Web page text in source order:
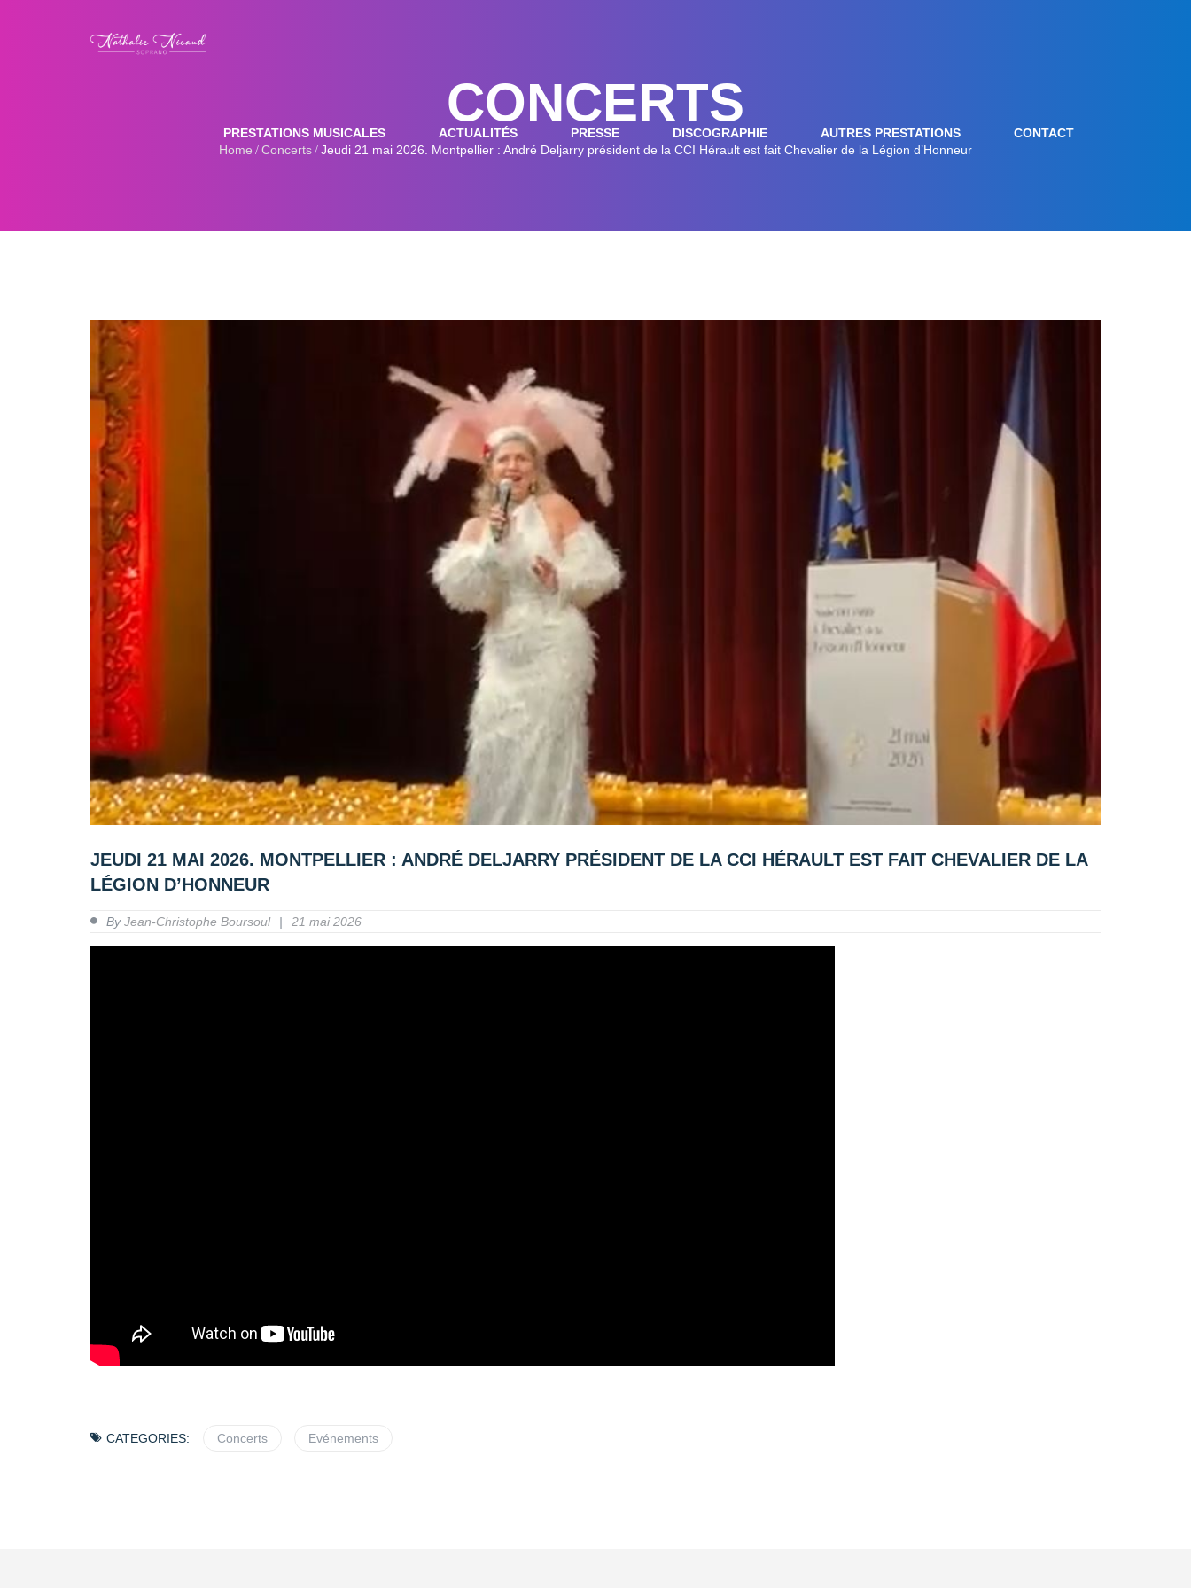
PRESTATIONS MUSICALES ACTUALITÉS PRESSE DISCOGRAPHIE AUTRES PRESTATIONS CONTACT
CONCERTS
Home Concerts Jeudi 21 mai 2026. Montpellier : André Deljarry président de la CCI Hérault est fait Chevalier de la Légion d’Honneur
JEUDI 21 MAI 2026. MONTPELLIER : ANDRÉ DELJARRY PRÉSIDENT DE LA CCI HÉRAULT EST FAIT CHEVALIER DE LA
LÉGION D’HONNEUR
ByJean-Christophe Boursoul 21 mai 2026
CATEGORIES: Concerts Evénements